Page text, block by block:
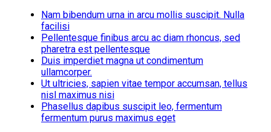
Nam bibendum urna in arcu mollis suscipit. Nulla
facilisi
Pellentesque finibus arcu ac diam rhoncus, sed
pharetra est pellentesque
Duis imperdiet magna ut condimentum
ullamcorper.
Ut ultricies, sapien vitae tempor accumsan, tellus
nisl maximus nisi
Phasellus dapibus suscipit leo, fermentum
fermentum purus maximus eget